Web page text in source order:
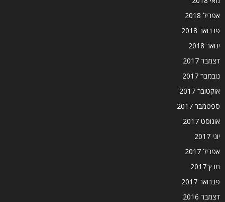
אפריל 2018
פברואר 2018
ינואר 2018
דצמבר 2017
נובמבר 2017
אוקטובר 2017
ספטמבר 2017
אוגוסט 2017
יוני 2017
אפריל 2017
מרץ 2017
פברואר 2017
דצמבר 2016